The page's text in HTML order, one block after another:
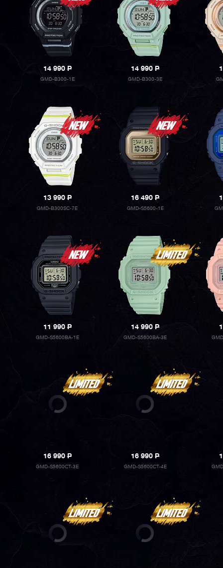
14 990P
GMD-B300-1E
14 990P
GMD-B300-3E
13 990P
GMD-B300SC-7E
16 490P
GMD-S5600-1E
11 990P
GMD-S5600BA-1E
14 990P
GMD-S5600BA-3E
16 990P
GMD-S5600CT-3E
16 990P
GMD-S5600CT-4E